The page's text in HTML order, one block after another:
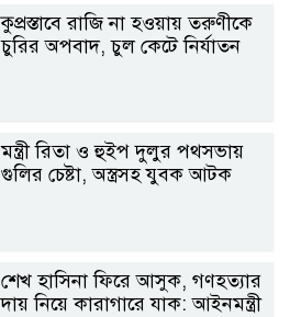
কুপ্রস্তাবে রাজি না হওয়ায় তরুণীকে
চুরির অপবাদ, চুল কেটে নির্যাতন
মন্ত্রী রিতা ও হুইপ দুলুর পথসভায়
গুলির চেষ্টা, অস্ত্রসহ যুবক আটক
শেখ হাসিনা ফিরে আসুক, গণহত্যার
দায় নিয়ে কারাগারে যাক: আইনমন্ত্রী